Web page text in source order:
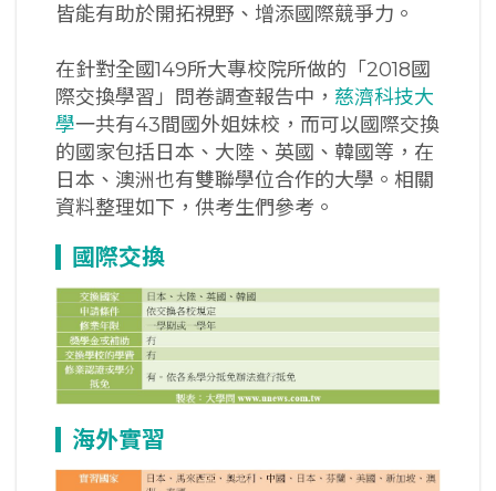
皆能有助於開拓視野、增添國際競爭力。
在針對全國149所大專校院所做的「2018國
際交換學習」問卷調查報告中， 慈濟科技大
學一共有43間國外姐妹校，而可以國際交換
的國家包括日本、大陸、英國、韓國等，在
日本、澳洲也有雙聯學位合作的大學。相關
資料整理如下，供考生們參考。
國際交換
海外實習